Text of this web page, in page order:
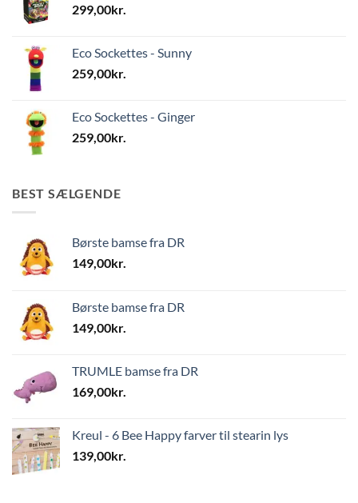
299,00kr.
Eco Sockettes - Sunny
259,00kr.
Eco Sockettes - Ginger
259,00kr.
BEST SÆLGENDE
Børste bamse fra DR
149,00kr.
Børste bamse fra DR
149,00kr.
TRUMLE bamse fra DR
169,00kr.
Kreul - 6 Bee Happy farver til stearin lys
139,00kr.